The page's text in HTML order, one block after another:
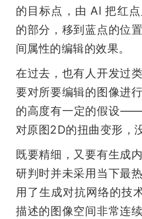
的目标点，由 AI 把红
的部分，移到蓝点的位
间属性的编辑的效果。
在过去，也有人开发过
要对所要编辑的图像进
的高度有一定的假设
对原图2D的扭曲变形，
既要精细，又要有生成
研判时并未采用当下最
用了生成对抗网络的技
描述的图像空间非常连